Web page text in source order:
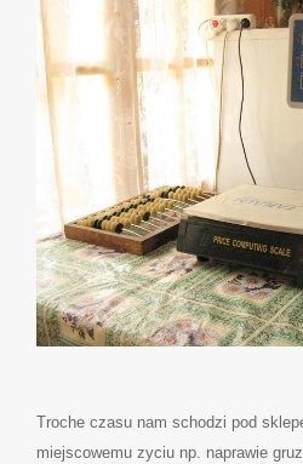
Troche czasu nam schodzi pod
miejscowemu zyciu np. naprawie